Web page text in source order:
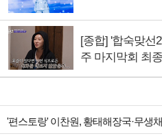
[종합] '합숙맞
주 마지막회 최